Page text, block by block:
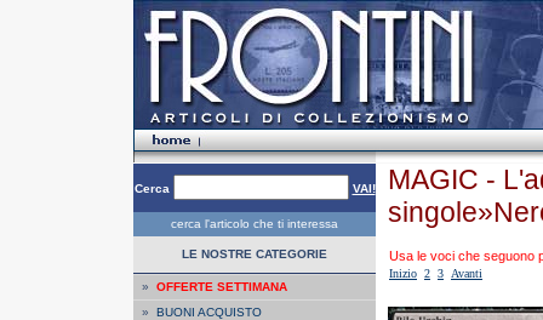
Cerca VAI!
cerca l'articolo che ti interessa
LE NOSTRE CATEGORIE
» OFFERTE SETTIMANA
» BUONI ACQUISTO
MAGIC -
Usa le voci che seguono
Inizio 2 3 Avanti